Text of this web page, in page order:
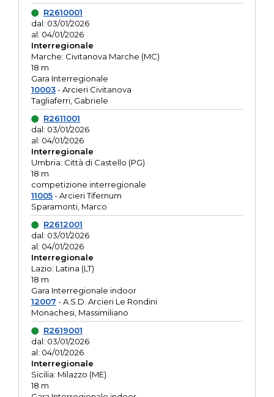
R2610001
dal: 03/01/2026
al: 04/01/2026
Interregionale
Marche: Civitanova Marche (MC)
18 m
Gara Interregionale
10003- Arcieri Civitanova
Tagliaferri, Gabriele
R2611001
dal: 03/01/2026
al: 04/01/2026
Interregionale
Umbria: Città di Castello (PG)
18 m
competizione interregionale
11005- Arcieri Tifernum
Sparamonti, Marco
R2612001
dal: 03/01/2026
al: 04/01/2026
Interregionale
Lazio: Latina (LT)
18 m
Gara Interregionale indoor
12007 - A.S.D. Arcieri Le Rondini
Monachesi, Massimiliano
R2619001
dal: 03/01/2026
al: 04/01/2026
Interregionale
Sicilia: Milazzo (ME)
18 m